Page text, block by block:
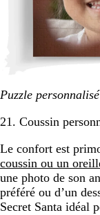
Puzzle personnalisé
21. Coussin
Le confort est
coussin ou un
une photo de son
préféré ou d’un
Secret Santa idéal